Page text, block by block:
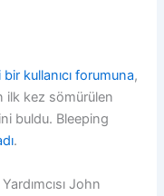
kullanıcı forumuna,
ilk kez sömürülen
buldu. Bleeping
.
John